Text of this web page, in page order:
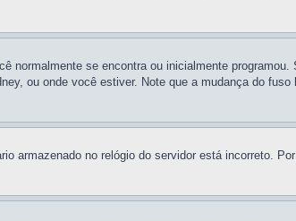
normalmente se encontra ou inicialmente
ou onde você estiver. Note que a mudança do
armazenado no relógio do servidor está incorreto.